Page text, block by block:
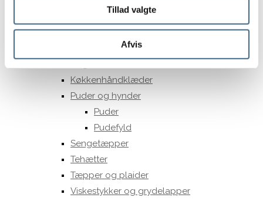
Tillad valgte
Afvis
Potter
Underskåle
Køkkenhåndklæder
Puder og hynder
Puder
Pudefyld
Sengetæpper
Tehætter
Tæpper og plaider
Viskestykker og grydelapper